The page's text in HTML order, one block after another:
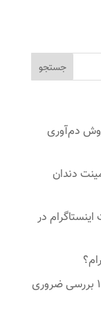
دم‌آوری
دندان
در
چک‌لیست افتتاح حساب واقعی فارکس؛ ۱۰ بررسی ضروری